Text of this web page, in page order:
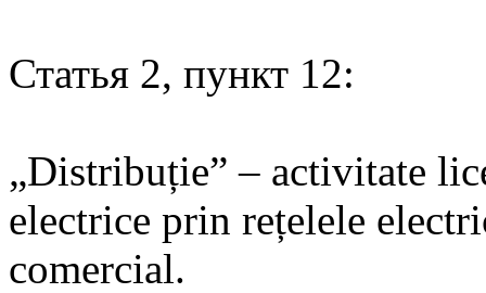
Статья 2, пункт 12:
„Distribuție” – activitate
electrice prin rețelele
comercial.